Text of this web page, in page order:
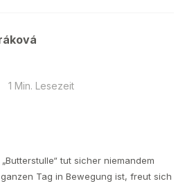
1 Min. Lesezeit
tut sicher niemandem
Tag in Bewegung ist, freut sich